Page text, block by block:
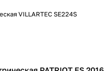
VILLARTEC SE224S